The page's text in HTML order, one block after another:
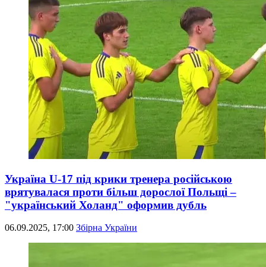
Україна U-17 під крики тренера російською
врятувалася проти більш дорослої Польщі –
"український Холанд" оформив дубль
06.09.2025, 17:00 Збірна України